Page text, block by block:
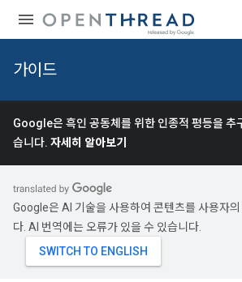
가이드
Google은 흑인 공동체를 위한 인종적 평등을 추
습니다. 자세히 알아보기
Google은 AI 기술을 사용하여 콘텐츠를 사용자의
다. AI 번역에는 오류가 있을 수 있습니다.